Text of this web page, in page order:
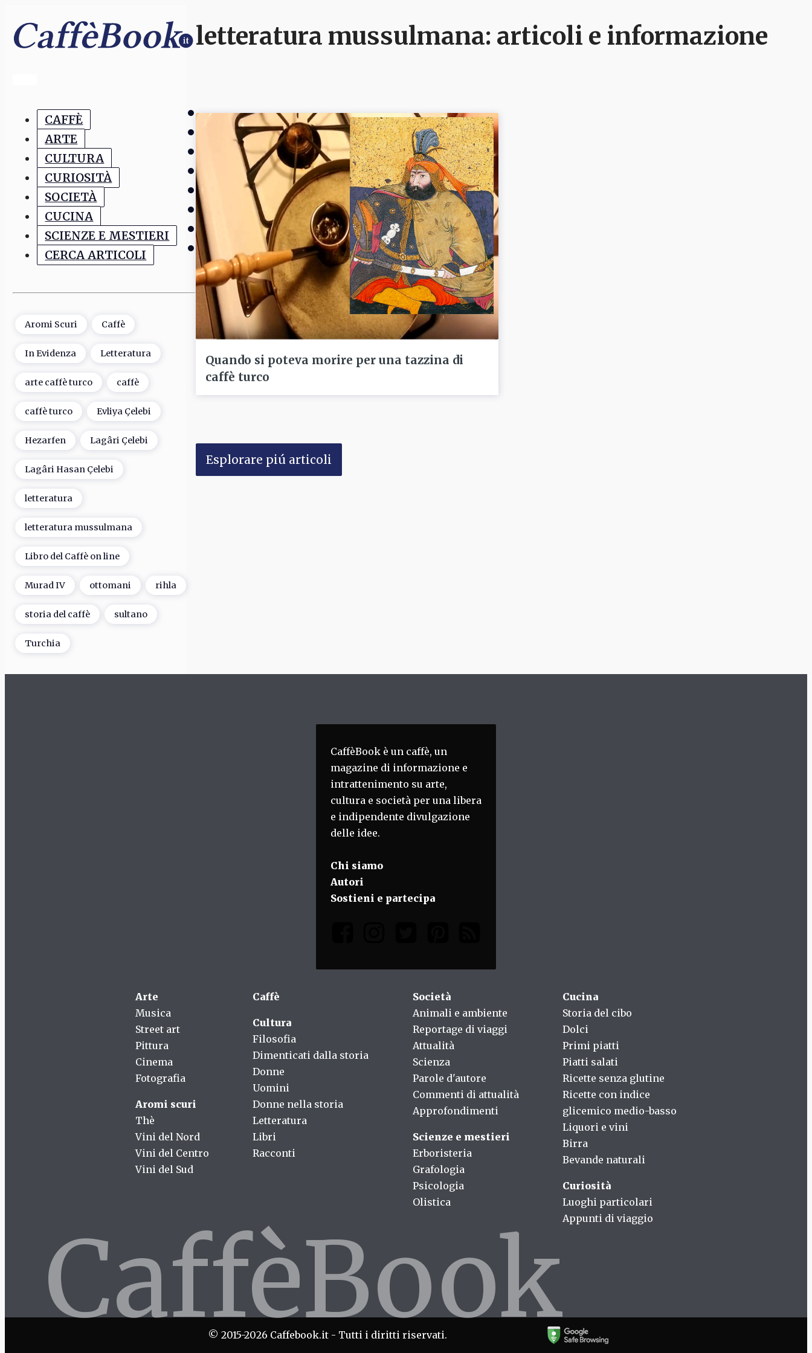
CAFFÈ
ARTE
CULTURA
CURIOSITÀ
SOCIETÀ
CUCINA
SCIENZE E MESTIERI
CERCA ARTICOLI
Aromi Scuri Caffè
In Evidenza Letteratura
arte caffè turco caffè
caffè turco Evliya Çelebi
Hezarfen Lagâri Çelebi
Lagâri Hasan Çelebi
letteratura
letteratura mussulmana
Libro del Caffè on line
Murad IV ottomani rihla
storia del caffè sultano
Turchia
letteratura mussulmana: articoli e informazione
Quando si poteva morire per una tazzina di
caffè turco
Esplorare piú articoli
CaffèBook
CaffèBook è un caffè, un
magazine di informazione e
intrattenimento su arte,
cultura e società per una libera
e indipendente divulgazione
delle idee.
Chi siamo
Autori
Sostieni e partecipa
Arte
Musica
Street art
Pittura
Cinema
Fotografia
Aromi scuri
Thè
Vini del Nord
Vini del Centro
Vini del Sud
Caffè
Cultura
Filosofia
Dimenticati dalla storia
Donne
Uomini
Donne nella storia
Letteratura
Libri
Racconti
Società
Animali e ambiente
Reportage di viaggi
Attualità
Scienza
Parole d'autore
Commenti di attualità
Approfondimenti
Scienze e mestieri
Erboristeria
Grafologia
Psicologia
Olistica
Cucina
Storia del cibo
Dolci
Primi piatti
Piatti salati
Ricette senza glutine
Ricette con indice
glicemico medio-basso
Liquori e vini
Birra
Bevande naturali
Curiosità
Luoghi particolari
Appunti di viaggio
© 2015-2026 Caffebook.it - Tutti i diritti riservati.